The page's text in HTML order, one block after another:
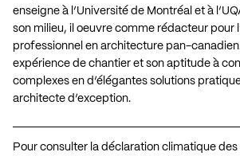
enseigne à l’Université de Montréal et à
son milieu, il oeuvre comme rédacteur pour
professionnel en architecture pan-
expérience de chantier et son aptitude à
complexes en d’élégantes solutions
architecte d’exception.
Pour consulter la déclaration climatique